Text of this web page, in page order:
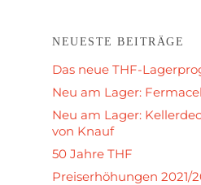
NEUESTE BEITRÄGE
Das neue THF-
Neu am Lager:
Neu am Lager:
von Knauf
50 Jahre THF
Preiserhöhungen 2021/